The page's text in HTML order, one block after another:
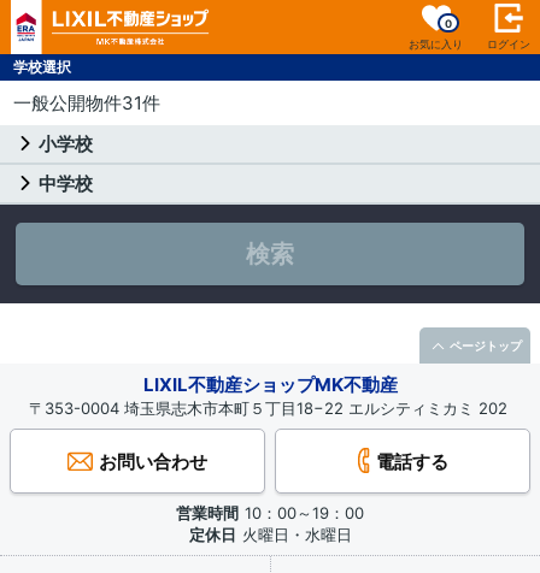
お気に入り
0
ログイン
学校選択
一般公開物件31件
小学校
中学校
検索
LIXIL不動産ショップMK不動産
〒353-0004 埼玉県志木市本町５丁目18−22 エルシティミカミ 202
お問い合わせ 電話する
営業時間 10：00～19：00
定休日 火曜日・水曜日
ページトップ